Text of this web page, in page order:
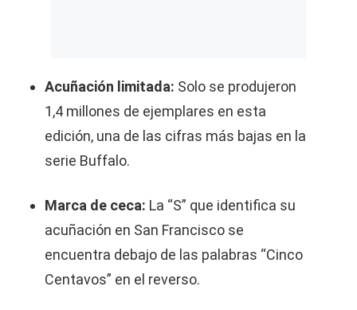
Acuñación limitada: Solo se produjeron
1,4 millones de ejemplares en esta
edición, una de las cifras más bajas en la
serie Buffalo.
Marca de ceca: La “S” que identifica su
acuñación en San Francisco se
encuentra debajo de las palabras “Cinco
Centavos” en el reverso.